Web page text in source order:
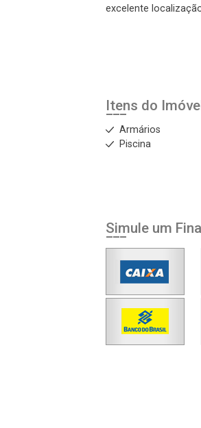
excelente
Itens do
Armários
Piscina
Simule um